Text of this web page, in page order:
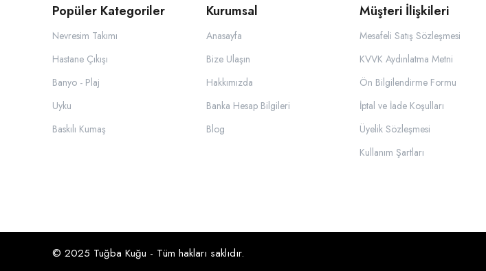
Popüler Kategoriler
Nevresim Takımı
Hastane Çıkışı
Banyo - Plaj
Uyku
Baskılı Kumaş
Kurumsal
Anasayfa
Bize Ulaşın
Hakkımızda
Banka Hesap Bilgileri
Blog
Müşteri İlişkileri
Mesafeli Satış Sözleşmesi
KVVK Aydınlatma Metni
Ön Bilgilendirme Formu
İptal ve İade Koşulları
Üyelik Sözleşmesi
Kullanım Şartları
© 2025 Tuğba Kuğu - Tüm hakları saklıdır.